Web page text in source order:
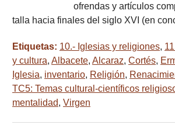
ofrendas y artículos
talla hacia finales del siglo XVI (en
Etiquetas: 10.- Iglesias y religiones,
y cultura, Albacete, Alcaraz, Cortés,
Iglesia, inventario, Religión,
TC5: Temas cultural-científicos
mentalidad, Virgen